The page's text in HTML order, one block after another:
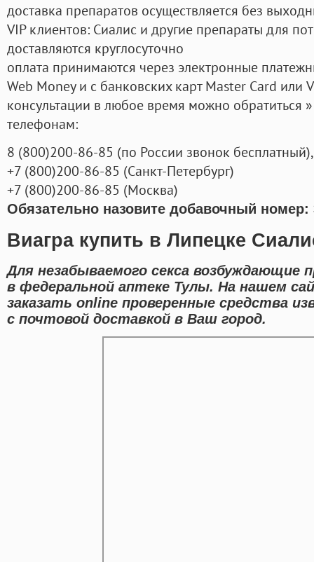
доставка препаратов осуществляется без
VIP клиентов: Сиалис и другие препараты для
доставляются круглосуточно
оплата принимаются через электронные
Web Money и с банковских карт Master Card или
консультации в любое время можно обратиться
телефонам:
8 (800)200-86-85 (по России звонок бесплатный),
+7 (800)200-86-85 (Санкт-Петербург)
+7 (800)200-86-85 (Москва)
Обязательно назовите добавочный номер:
Виагра купить в Липецке
Для незабываемого секса возбуждающие
в федеральной аптеке Тулы. На нашем
заказать online проверенные средства
с почтовой доставкой в Ваш город.